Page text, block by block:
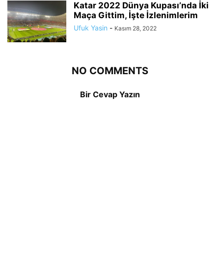
Katar 2022 Dünya Kupası’nda İki
Maça Gittim, İşte İzlenimlerim
Ufuk Yasin - Kasım 28, 2022
NO COMMENTS
Bir Cevap Yazın